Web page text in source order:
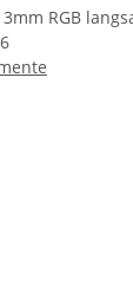
3mm RGB